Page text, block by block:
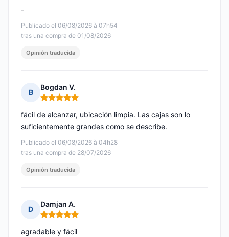
Publicado el 06/08/2026 à 07h54
tras una compra de 01/08/2026
-
Opinión traducida
B
Bogdan V.
Nota: 5 de 5
Publicado el 06/08/2026 à 04h28
tras una compra de 28/07/2026
fácil de alcanzar, ubicación limpia. Las cajas son lo
suficientemente grandes como se describe.
Opinión traducida
D
Damjan A.
Nota: 5 de 5
agradable y fácil